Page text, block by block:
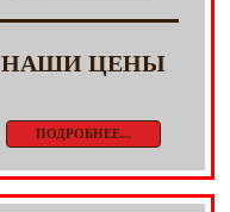
НАШИ ЦЕНЫ
ПОДРОБНЕЕ...